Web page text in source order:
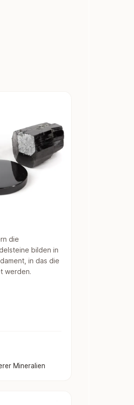
die
bilden in
in das die
werden.
Mineralien